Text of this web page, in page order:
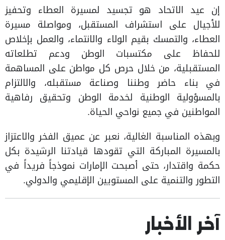
إن عيد الاتحاد هو تجسيد لمسيرة العطاء وتحفيز
للأجيال على استشراف المستقبل، ومواصلة مسيرة
العطاء، والتمسك بقيم الولاء والانتماء، والعمل بإخلاص
للحفاظ على مكتسبات الوطن ودعم تطلعاته
المستقبلية، من خلال حرص كل مواطن على المساهمة
في بناء حاضر وطننا وصناعة مستقبله، والالتزام
بالمسؤولية الوطنية لخدمة الوطن وتحقيق رفاهية
المواطنين في جميع نواحي الحياة.
وبهذه المناسبة الغالية، نعبر عن عميق الفخر والاعتزاز
بالمسيرة المباركة التي تقودها قيادتنا الرشيدة بكل
حكمة واقتدار، حتى أصبحت الإمارات نموذجاً فريداً في
التطور والتنمية على المستويين الإقليمي والدولي.
آخر الأخبار